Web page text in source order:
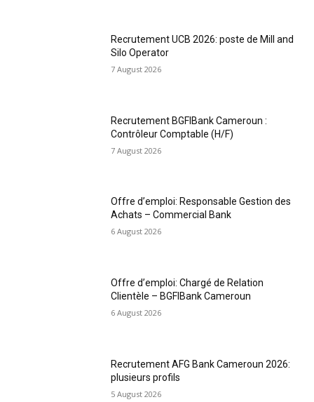
Recrutement UCB 2026: poste de Mill and
Silo Operator
7 August 2026
Recrutement BGFIBank Cameroun :
Contrôleur Comptable (H/F)
7 August 2026
Offre d’emploi: Responsable Gestion des
Achats – Commercial Bank
6 August 2026
Offre d’emploi: Chargé de Relation
Clientèle – BGFIBank Cameroun
6 August 2026
Recrutement AFG Bank Cameroun 2026:
plusieurs profils
5 August 2026